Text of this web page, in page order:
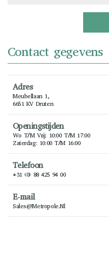
Contact gegevens
Adres
Meubellaan 1,
6651 KV Druten
Openingstijden
Wo T/m Vrij: 10:00 T/m 17:00
Zaterdag: 10:00 T/m 16:00
Telefoon
+31 (0) 88 425 94 00
E-mail
Sales@metropole.nl